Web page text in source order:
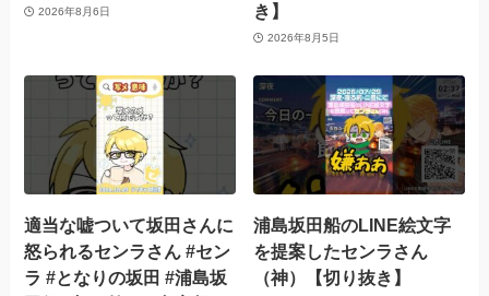
2026年8月6日
き】
2026年8月5日
適当な嘘ついて坂田さんに
怒られるセンラさん #セン
ラ #となりの坂田 #浦島坂
浦島坂田船のLINE絵文字
を提案したセンラさん
（神）【切り抜き】